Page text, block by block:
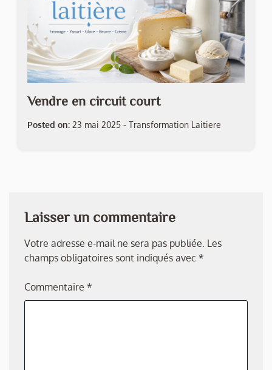
Vendre en circuit court
Posted on: 23 mai 2025 - Transformation Laitiere
Laisser un commentaire
Votre adresse e-mail ne sera pas publiée. Les
champs obligatoires sont indiqués avec *
Commentaire *